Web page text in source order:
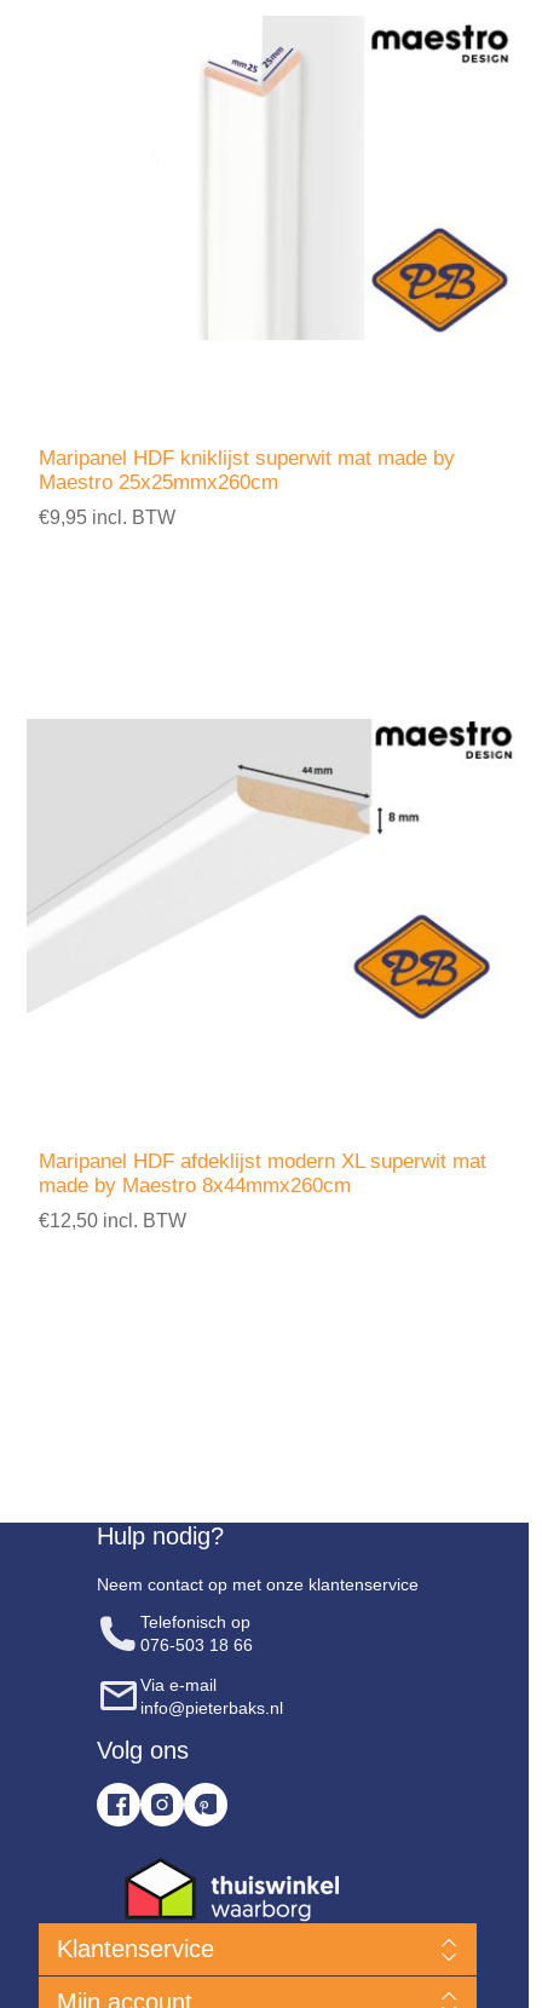
Maripanel HDF kniklijst superwit mat made by
Maestro 25x25mmx260cm
€9,95 incl. BTW
Maripanel HDF afdeklijst modern XL superwit mat
made by Maestro 8x44mmx260cm
€12,50 incl. BTW
Hulp nodig?
Neem contact op met onze klantenservice
Telefonisch op
076-503 18 66
Via e-mail
info@pieterbaks.nl
Volg ons
Klantenservice
Mijn account